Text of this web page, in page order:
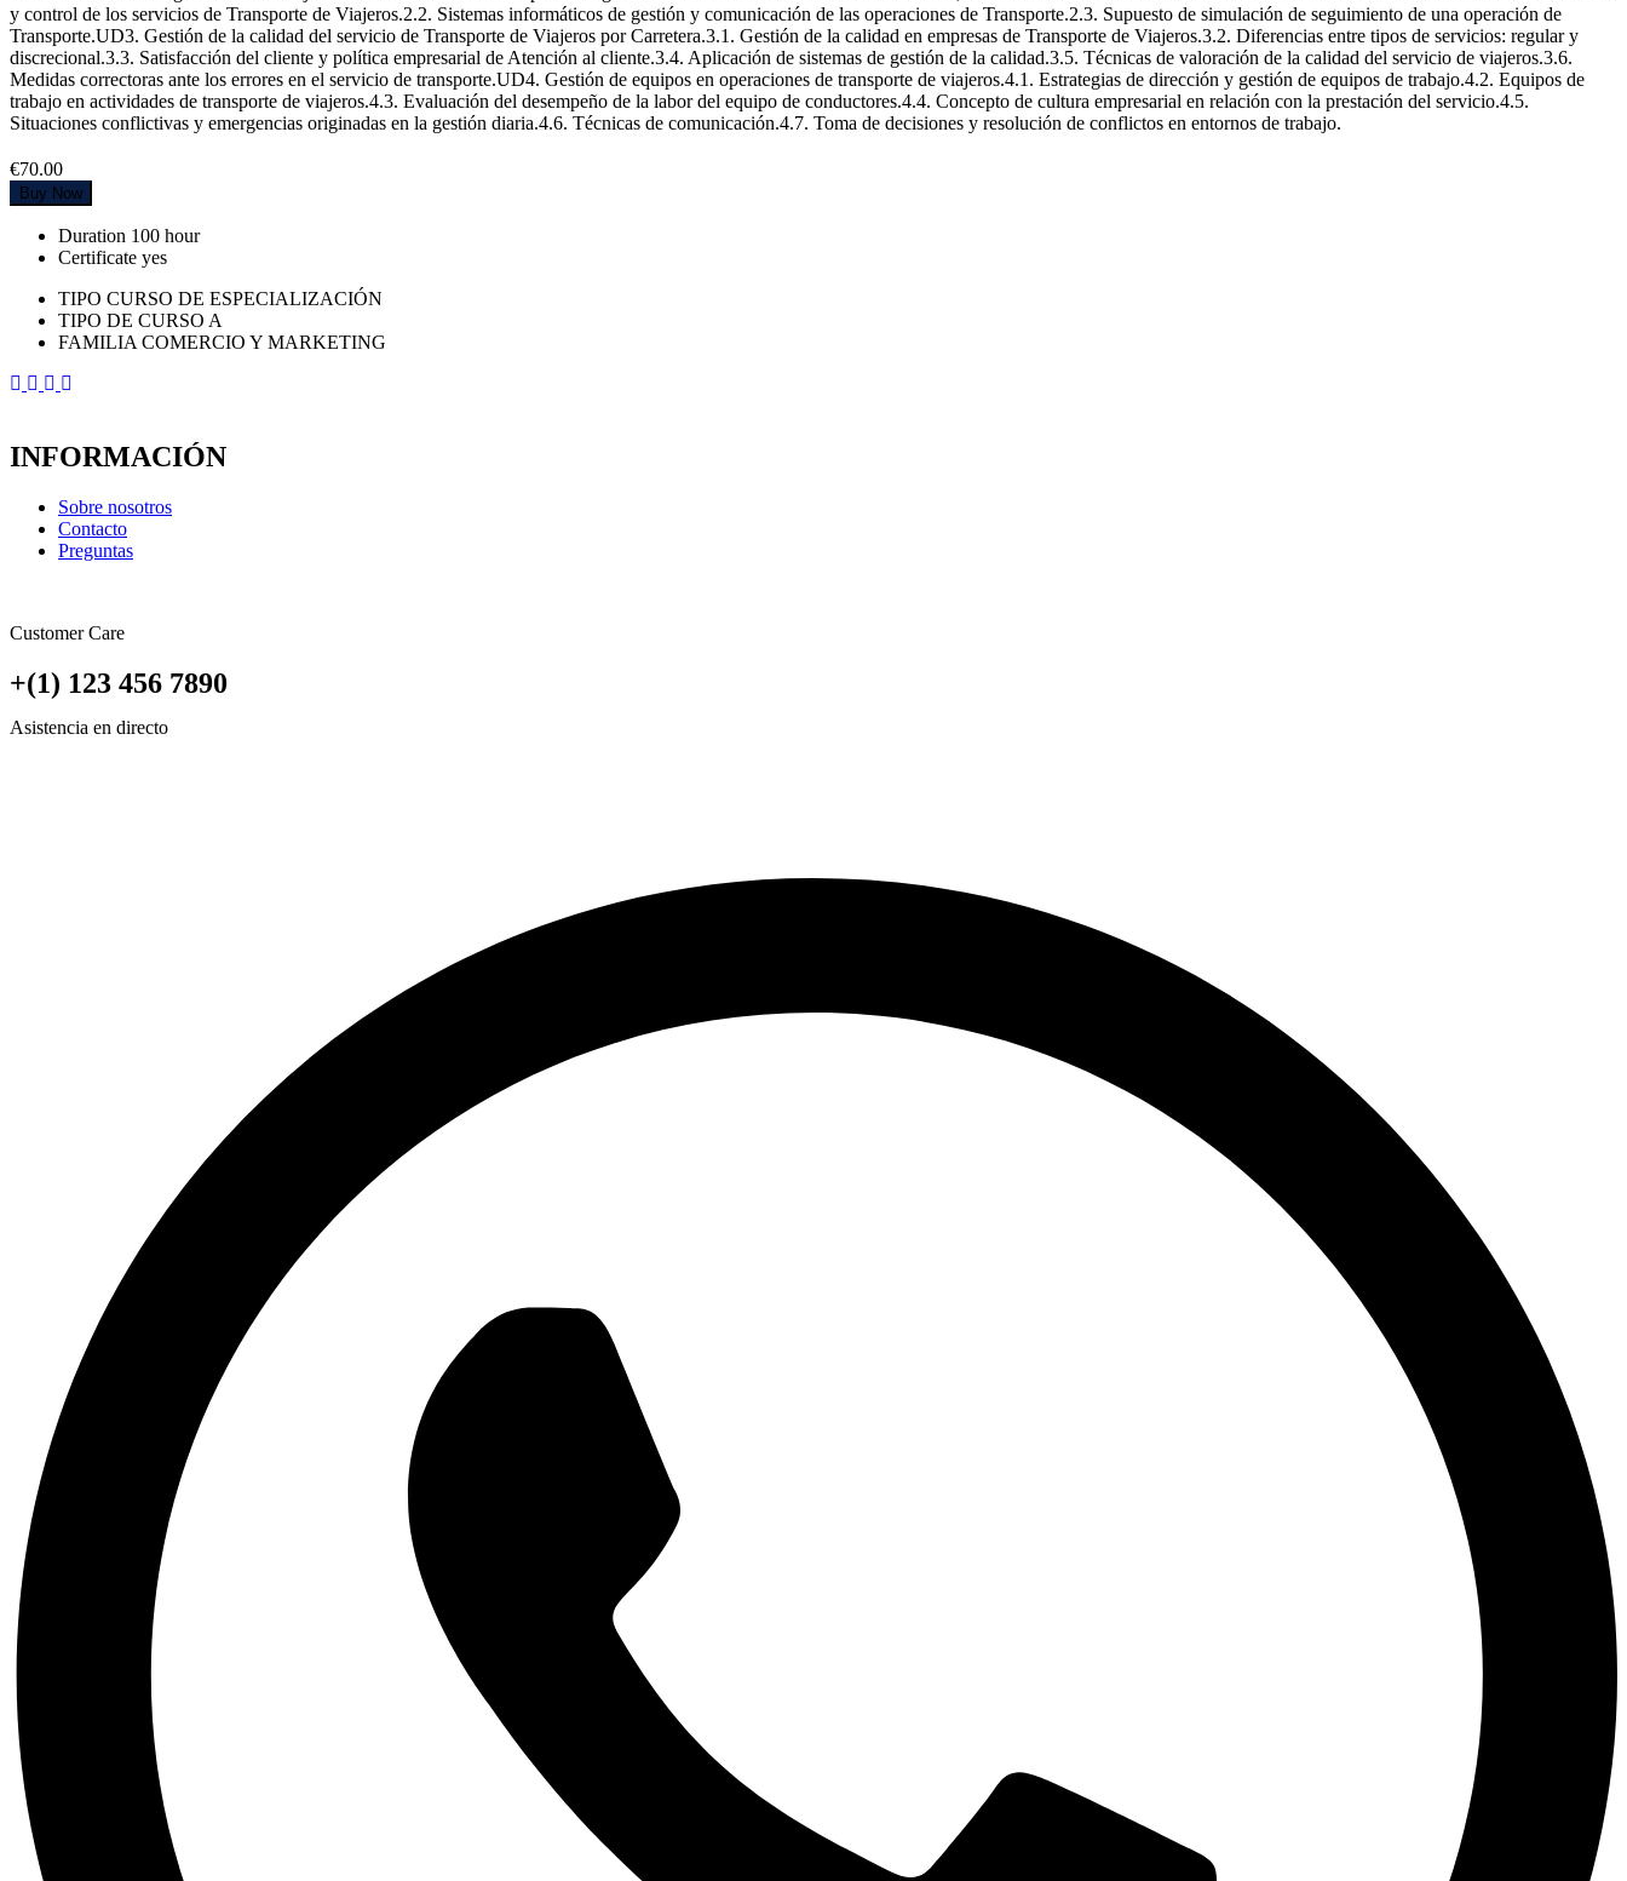
y control de los servicios de Transporte de Viajeros.2.2. Sistemas informáticos de gestión y comunicación de las operaciones de Transporte.2.3. Supuesto de simulación de seguimiento de una operación de
Transporte.UD3. Gestión de la calidad del servicio de Transporte de Viajeros por Carretera.3.1. Gestión de la calidad en empresas de Transporte de Viajeros.3.2. Diferencias entre tipos de servicios: regular y
discrecional.3.3. Satisfacción del cliente y política empresarial de Atención al cliente.3.4. Aplicación de sistemas de gestión de la calidad.3.5. Técnicas de valoración de la calidad del servicio de viajeros.3.6.
Medidas correctoras ante los errores en el servicio de transporte.UD4. Gestión de equipos en operaciones de transporte de viajeros.4.1. Estrategias de dirección y gestión de equipos de trabajo.4.2. Equipos de
trabajo en actividades de transporte de viajeros.4.3. Evaluación del desempeño de la labor del equipo de conductores.4.4. Concepto de cultura empresarial en relación con la prestación del servicio.4.5.
Situaciones conflictivas y emergencias originadas en la gestión diaria.4.6. Técnicas de comunicación.4.7. Toma de decisiones y resolución de conflictos en entornos de trabajo.
€70.00
Buy Now
Duration 100 hour
Certificate yes
TIPO CURSO DE ESPECIALIZACIÓN
TIPO DE CURSO A
FAMILIA COMERCIO Y MARKETING
INFORMACIÓN
Sobre nosotros
Contacto
Preguntas
Customer Care
+(1) 123 456 7890
Asistencia en directo